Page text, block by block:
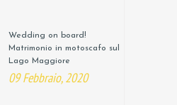
Wedding on board!
Matrimonio in motoscafo sul
Lago Maggiore
09 Febbraio, 2020